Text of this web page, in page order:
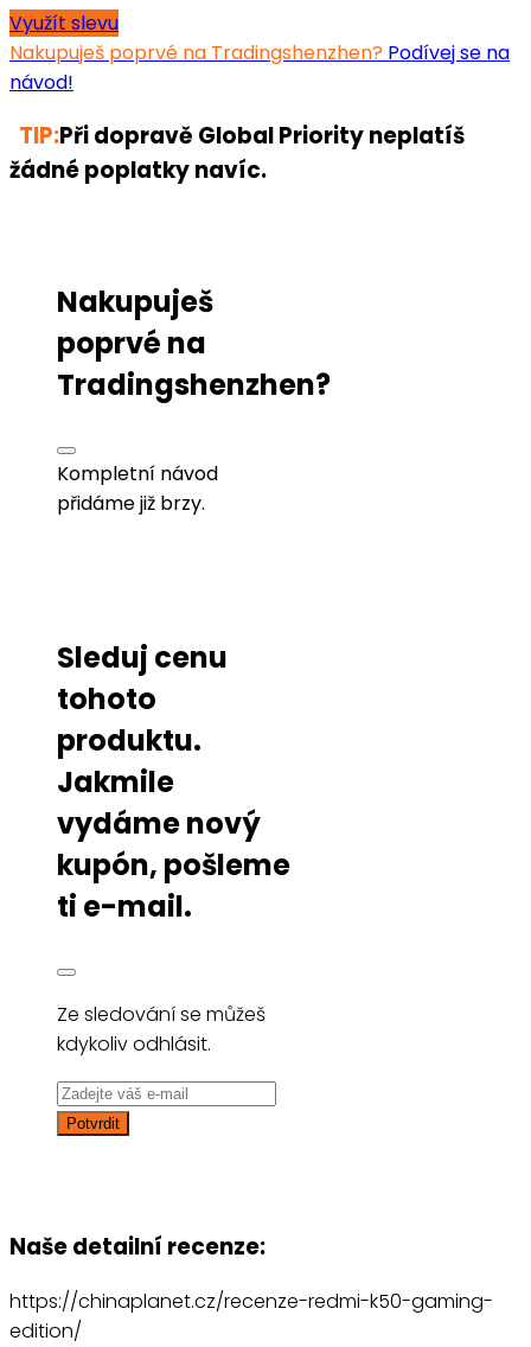
Využít slevu
Nakupuješ poprvé na Tradingshenzhen? Podívej se na
návod!
TIP:Při dopravě Global Priority neplatíš
žádné poplatky navíc.
Nakupuješ
poprvé na
Tradingshenzhen?
Kompletní návod
přidáme již brzy.
Sleduj cenu
tohoto
produktu.
Jakmile
vydáme nový
kupón, pošleme
ti e-mail.
Ze sledování se můžeš
kdykoliv odhlásit.
Naše detailní recenze:
https://chinaplanet.cz/recenze-redmi-k50-gaming-
edition/